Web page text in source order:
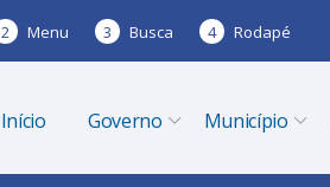
2 Menu 3 Busca 4 Rodapé
Início Governo Município